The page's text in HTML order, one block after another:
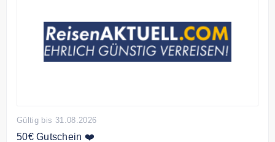
Gültig bis 31.08.2026
50€ Gutschein ❤️